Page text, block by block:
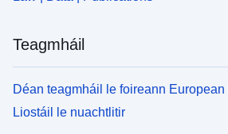
Teagmháil
Déan teagmháil le foireann European
Liostáil le nuachtlitir